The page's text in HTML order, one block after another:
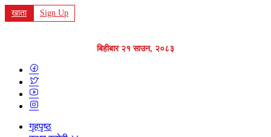
खाता Sign Up
बिहीबार २१ साउन, २०८३
गृहपृष्ठ